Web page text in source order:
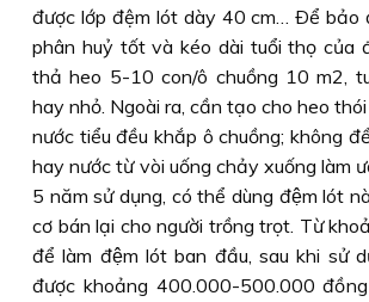
được lớp đệm lót dày 40 cm… Ðể bảo
phân huỷ tốt và kéo dài tuổi thọ của
thả heo 5-10 con/ô chuồng 10 m2,
hay nhỏ. Ngoài ra, cần tạo cho heo
nước tiểu đều khắp ô chuồng; không
hay nước từ vòi uống chảy xuống làm
5 năm sử dụng, có thể dùng đệm lót
cơ bán lại cho người trồng trọt. Từ
để làm đệm lót ban đầu, sau khi sử
được khoảng 400.000-500.000